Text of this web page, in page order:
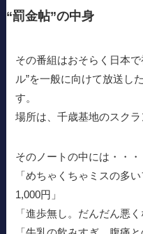
“罰金帖”の中身
その番組はおそらく日本
ル”を一般に向けて放送し
す。
場所は、千歳基地のスクラ
そのノートの中には・・・
「めちゃくちゃミスの多
1,000円」
「進歩無し。だんだん悪